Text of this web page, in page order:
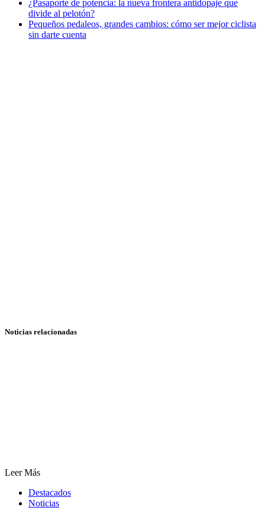
¿Pasaporte de potencia: la nueva frontera antidopaje que
divide al pelotón?
Pequeños pedaleos, grandes cambios: cómo ser mejor ciclista
sin darte cuenta
Noticias relacionadas
Leer Más
Destacados
Noticias